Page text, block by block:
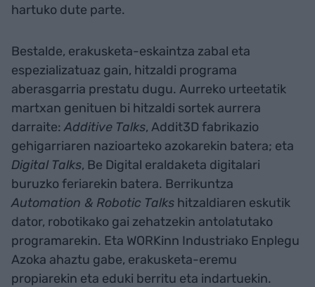
hartuko dute parte.
Bestalde, erakusketa-eskaintza zabal eta
espezializatuaz gain, hitzaldi programa
aberasgarria prestatu dugu. Aurreko urteetatik
martxan genituen bi hitzaldi sortek aurrera
darraite:Additive Talks, Addit3D fabrikazio
gehigarriaren nazioarteko azokarekin batera; eta
Digital Talks, Be Digital eraldaketa digitalari
buruzko feriarekin batera. Berrikuntza
Automation & Robotic Talks hitzaldiaren eskutik
dator, robotikako gai zehatzekin antolatutako
programarekin. Eta WORKinn Industriako Enplegu
Azoka ahaztu gabe, erakusketa-eremu
propiarekin eta eduki berritu eta indartuekin.